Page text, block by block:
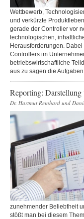
Wettbewerb,
und verkürzte
gerade der Controller vor
technologischen,
Herausforderungen.
Controllers im
betriebswirtschaftliche
aus zu sagen die
Reporting:
Dr. Hartmut Reinhard und
zunehmender Beliebtheit
stößt man bei diesem